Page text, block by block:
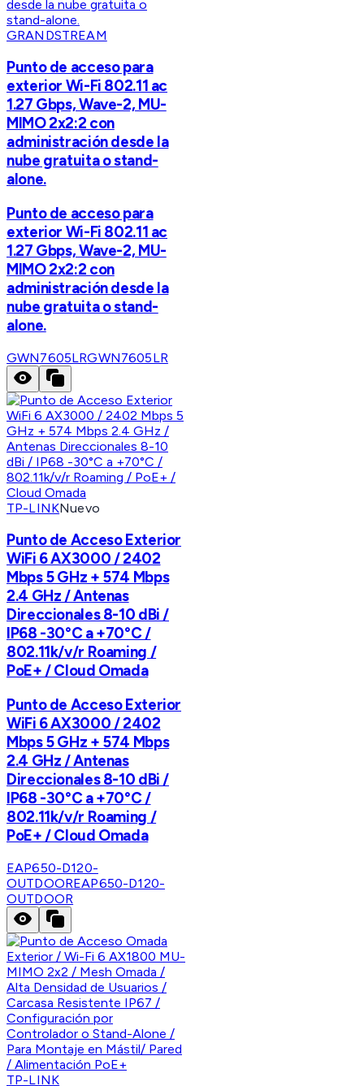
GRANDSTREAM
Punto de acceso para
exterior Wi-Fi 802.11 ac
1.27 Gbps, Wave-2, MU-
MIMO 2x2:2 con
administración desde la
nube gratuita o stand-
alone.
Punto de acceso para
exterior Wi-Fi 802.11 ac
1.27 Gbps, Wave-2, MU-
MIMO 2x2:2 con
administración desde la
nube gratuita o stand-
alone.
GWN7605LRGWN7605LR
TP-LINKNuevo
Punto de Acceso Exterior
WiFi 6 AX3000 / 2402
Mbps 5 GHz + 574 Mbps
2.4 GHz / Antenas
Direccionales 8-10 dBi /
IP68 -30°C a +70°C /
802.11k/v/r Roaming /
PoE+ / Cloud Omada
Punto de Acceso Exterior
WiFi 6 AX3000 / 2402
Mbps 5 GHz + 574 Mbps
2.4 GHz / Antenas
Direccionales 8-10 dBi /
IP68 -30°C a +70°C /
802.11k/v/r Roaming /
PoE+ / Cloud Omada
EAP650-D120-
OUTDOOREAP650-D120-
OUTDOOR
TP-LINK